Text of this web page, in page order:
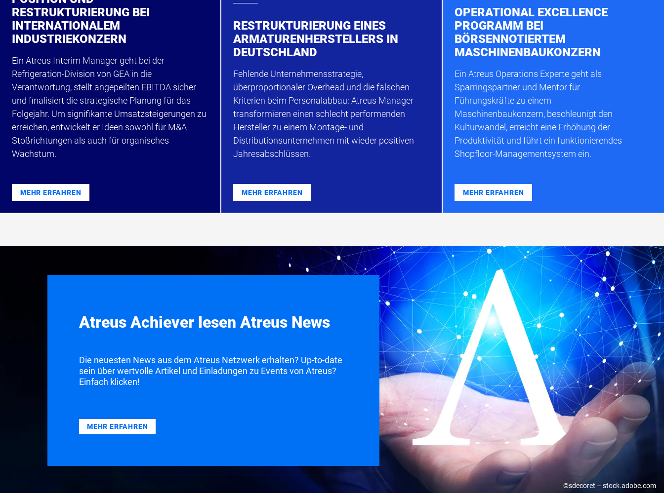
RESTRUKTURIERUNG BEI
INTERNATIONALEM
INDUSTRIEKONZERN
Ein Atreus Interim Manager geht bei der
Refrigeration-Division von GEA in die
Verantwortung, stellt angepeilten EBITDA sicher
und finalisiert die strategische Planung für das
Folgejahr. Um signifikante Umsatzsteigerungen zu
erreichen, entwickelt er Ideen sowohl für M&A
Stoßrichtungen als auch für organisches
Wachstum.
MEHR ERFAHREN
RESTRUKTURIERUNG EINES
ARMATURENHERSTELLERS IN
DEUTSCHLAND
Fehlende Unternehmensstrategie,
überproportionaler Overhead und die falschen
Kriterien beim Personalabbau: Atreus Manager
transformieren einen schlecht performenden
Hersteller zu einem Montage- und
Distributionsunternehmen mit wieder positiven
Jahresabschlüssen.
MEHR ERFAHREN
OPERATIONAL EXCELLENCE
PROGRAMM BEI
BÖRSENNOTIERTEM
MASCHINENBAUKONZERN
Ein Atreus Operations Experte geht als
Sparringspartner und Mentor für
Führungskräfte zu einem
Maschinenbaukonzern, beschleunigt den
Kulturwandel, erreicht eine Erhöhung der
Produktivität und führt ein funktionierendes
Shopfloor-Managementsystem ein.
MEHR ERFAHREN
©sdecoret – stock.adobe.com
Atreus Achiever lesen Atreus News
Die neuesten News aus dem Atreus Netzwerk erhalten? Up-to-date
sein über wertvolle Artikel und Einladungen zu Events von Atreus?
Einfach klicken!
MEHR ERFAHREN